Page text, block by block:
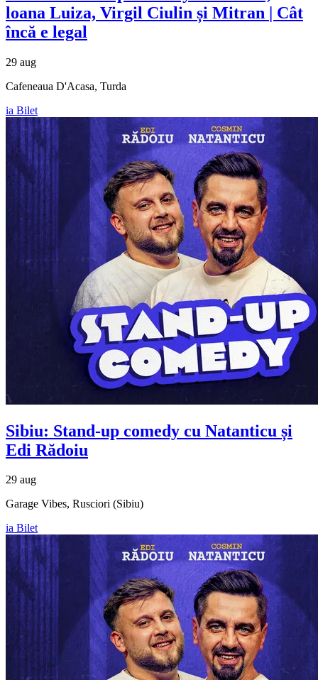
loana Luiza, Virgil Ciulin și Mitran | Cât
încă e legal
29 aug
Cafeneaua D'Acasa, Turda
ia Bilet
Sibiu: Stand-up comedy cu Natanticu și
Edi Rădoiu
29 aug
Garage Vibes, Rusciori (Sibiu)
ia Bilet